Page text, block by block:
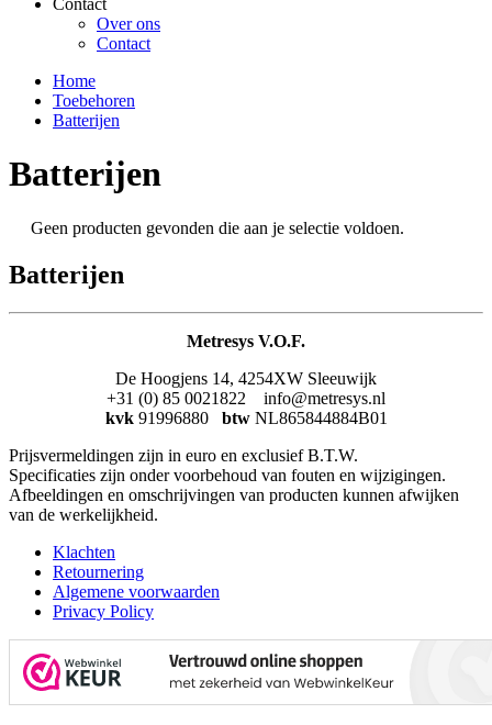
Contact
Over ons
Contact
Home
Toebehoren
Batterijen
Batterijen
Geen producten gevonden die aan je selectie voldoen.
Batterijen
Metresys V.O.F.
De Hoogjens 14, 4254XW Sleeuwijk
+31 (0) 85 0021822 info@metresys.nl
kvk 91996880 btw NL865844884B01
Prijsvermeldingen zijn in euro en exclusief B.T.W.
Specificaties zijn onder voorbehoud van fouten en wijzigingen.
Afbeeldingen en omschrijvingen van producten kunnen afwijken
van de werkelijkheid.
Klachten
Retournering
Algemene voorwaarden
Privacy Policy